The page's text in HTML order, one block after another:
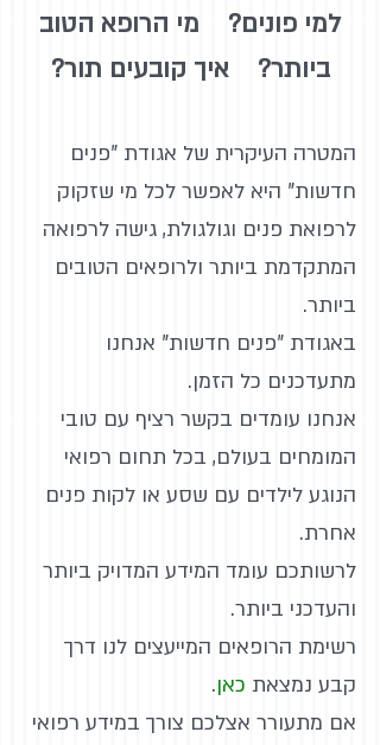
למי פונים? מי הרופא הטוב
ביותר? איך קובעים תור?
המטרה העיקרית של אגודת "פנים
חדשות" היא לאפשר לכל מי שזקוק
לרפואת פנים וגולגולת, גישה לרפואה
המתקדמת ביותר ולרופאים הטובים
ביותר.
באגודת "פנים חדשות" אנחנו
מתעדכנים כל הזמן.
אנחנו עומדים בקשר רציף עם טובי
המומחים בעולם, בכל תחום רפואי
הנוגע לילדים עם שסע או לקות פנים
אחרת.
לרשותכם עומד המידע המדויק ביותר
והעדכני ביותר.
רשימת הרופאים המייעצים לנו דרך
קבע נמצאת כאן.
אם מתעורר אצלכם צורך במידע רפואי